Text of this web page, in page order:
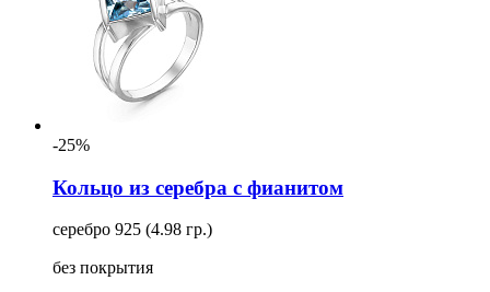
-25%
Кольцо из серебра с фианитом
серебро 925 (4.98 гр.)
без покрытия